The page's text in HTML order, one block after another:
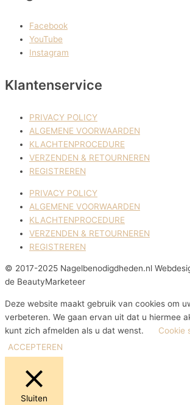
Facebook
YouTube
Instagram
Klantenservice
PRIVACY POLICY
ALGEMENE VOORWAARDEN
KLACHTENPROCEDURE
VERZENDEN & RETOURNEREN
REGISTREREN
PRIVACY POLICY
ALGEMENE VOORWAARDEN
KLACHTENPROCEDURE
VERZENDEN & RETOURNEREN
REGISTREREN
© 2017-2025 Nagelbenodigdheden.nl
de BeautyMarketeer
Deze website maakt gebruik van cookies om
verbeteren. We gaan ervan uit dat u hiermee
kunt zich afmelden als u dat wenst.
Cookie
ACCEPTEREN
Sluiten